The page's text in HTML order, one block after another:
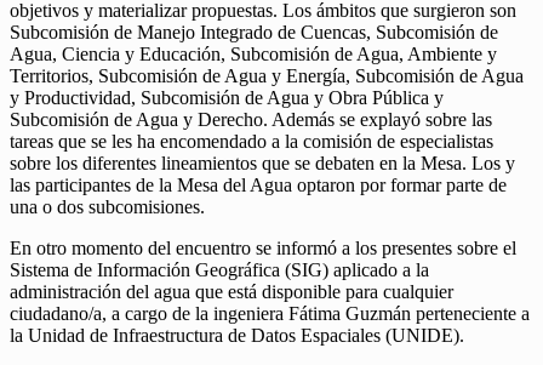
objetivos y materializar propuestas. Los ámbitos que surgieron son
Subcomisión de Manejo Integrado de Cuencas, Subcomisión de
Agua, Ciencia y Educación, Subcomisión de Agua, Ambiente y
Territorios, Subcomisión de Agua y Energía, Subcomisión de Agua
y Productividad, Subcomisión de Agua y Obra Pública y
Subcomisión de Agua y Derecho. Además se explayó sobre las
tareas que se les ha encomendado a la comisión de especialistas
sobre los diferentes lineamientos que se debaten en la Mesa. Los y
las participantes de la Mesa del Agua optaron por formar parte de
una o dos subcomisiones.
En otro momento del encuentro se informó a los presentes sobre el
Sistema de Información Geográfica (SIG) aplicado a la
administración del agua que está disponible para cualquier
ciudadano/a, a cargo de la ingeniera Fátima Guzmán perteneciente a
la Unidad de Infraestructura de Datos Espaciales (UNIDE).